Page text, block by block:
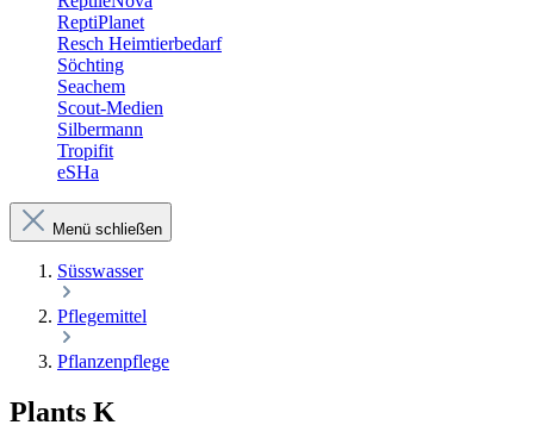
ReptiPlanet
Resch Heimtierbedarf
Söchting
Seachem
Scout-Medien
Silbermann
Tropifit
eSHa
Menü schließen
Süsswasser
Pflegemittel
Pflanzenpflege
Plants K